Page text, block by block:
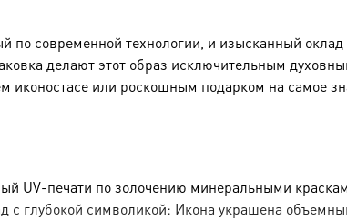
по современной технологии, и изысканный
делают этот образ исключительным
или роскошным подарком на самое
UV-печати по золочению минеральными
с глубокой символикой: Икона украшена